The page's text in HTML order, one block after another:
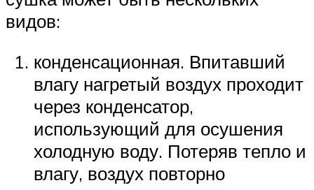
видов:
конденсационная. Впитавший
влагу нагретый воздух проходит
через конденсатор,
использующий для осушения
холодную воду. Потеряв тепло и
влагу, воздух повторно